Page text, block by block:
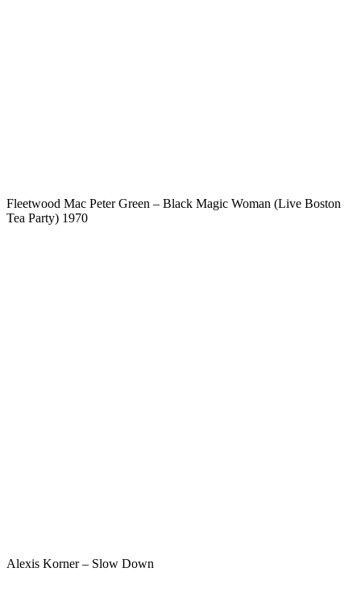
Fleetwood Mac Peter Green – Black Magic Woman (Live Boston
Tea Party) 1970
Alexis Korner – Slow Down